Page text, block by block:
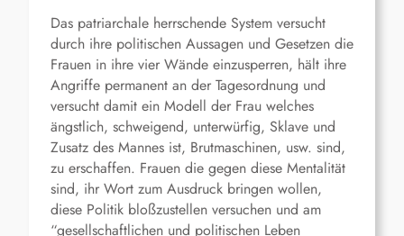
Das patriarchale herrschende System versucht
durch ihre politischen Aussagen und Gesetzen die
Frauen in ihre vier Wände einzusperren, hält ihre
Angriffe permanent an der Tagesordnung und
versucht damit ein Modell der Frau welches
ängstlich, schweigend, unterwürfig, Sklave und
Zusatz des Mannes ist, Brutmaschinen, usw. sind,
zu erschaffen. Frauen die gegen diese Mentalität
sind, ihr Wort zum Ausdruck bringen wollen,
diese Politik bloßzustellen versuchen und am
“gesellschaftlichen und politischen Leben